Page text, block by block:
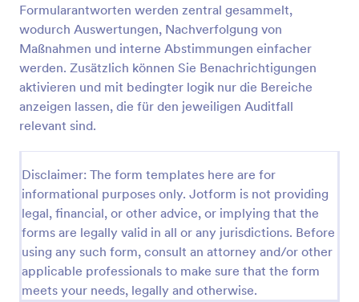
Formularantworten werden zentral gesammelt,
wodurch Auswertungen, Nachverfolgung von
Maßnahmen und interne Abstimmungen einfacher
werden. Zusätzlich können Sie Benachrichtigungen
aktivieren und mit bedingter logik nur die Bereiche
anzeigen lassen, die für den jeweiligen Auditfall
relevant sind.
Disclaimer: The form templates here are for
informational purposes only. Jotform is not providing
legal, financial, or other advice, or implying that the
forms are legally valid in all or any jurisdictions. Before
using any such form, consult an attorney and/or other
applicable professionals to make sure that the form
meets your needs, legally and otherwise.
Geschäftes
Go to Category:
Audit Formulare
Vorlage verwenden